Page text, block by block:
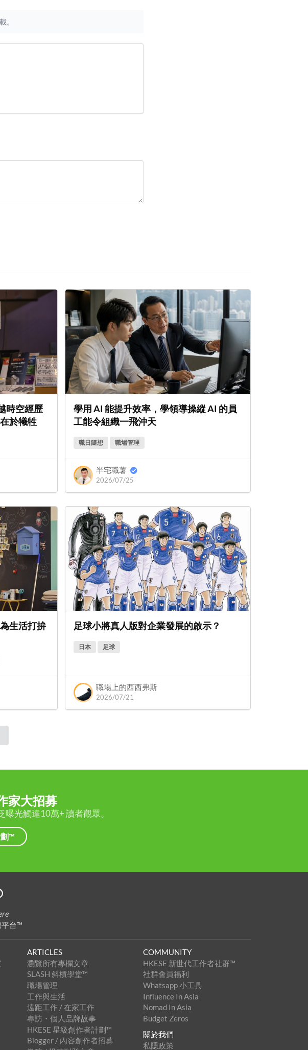
。
時空經歷
於犧牲
學用 AI 能提升效率，學領導操縱 AI 的員
工能令組織一飛沖天
職日隨想 職場管理
半宅職薯
2026/07/25
生活打拚
足球小將真人版對企業發展的啟示？
日本 足球
職場上的西西弗斯
2026/07/21
家大招募
光觸達10萬+ 讀者觀眾。
劃™
平台™
ARTICLES
瀏覽所有專欄文章
SLASH 斜槓學堂™
職場管理
工作與生活
遠距工作 / 在家工作
專訪・個人品牌故事
HKESE 星級創作者計劃™
Blogger / 內容創作者招募
COMMUNITY
HKESE 新世代工作者社群™
社群會員福利
Whatsapp 小工具
Influence In Asia
Nomad In Asia
Budget Zeros
關於我們
私隱政策